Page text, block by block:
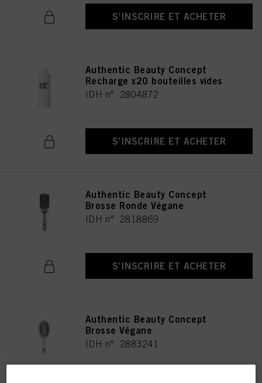
S’INSCRIRE ET ACHETER
Authentic Beauty Concept
Recharge x20 bouteilles vides
IDH n° 2804872
S’INSCRIRE ET ACHETER
Authentic Beauty Concept
Brosse Ronde Végane
IDH n° 2818869
S’INSCRIRE ET ACHETER
Authentic Beauty Concept
Brosse Végane
IDH n° 2883241